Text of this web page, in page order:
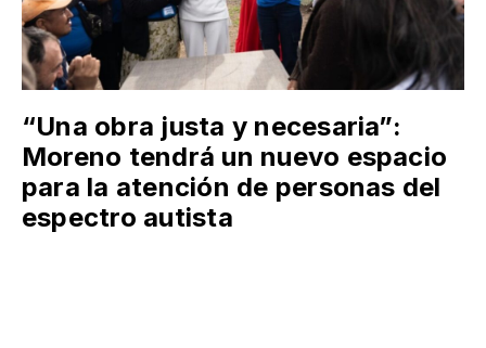
“Una obra justa y necesaria”:
Moreno tendrá un nuevo espacio
para la atención de personas del
espectro autista